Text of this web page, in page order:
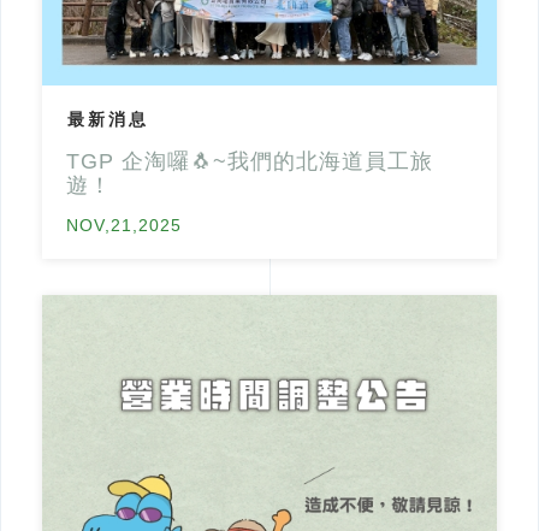
最新消息
TGP 企淘囉🐧~我們的北海道員工旅
遊！
NOV,21,2025